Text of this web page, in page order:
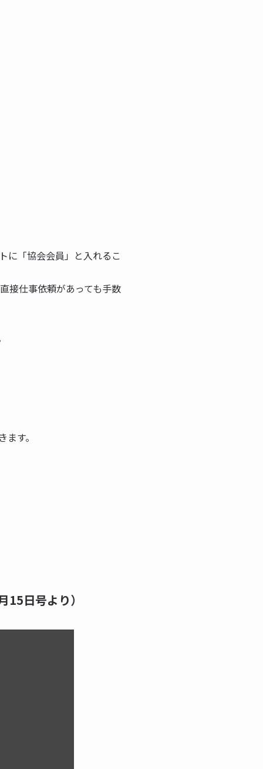
に「協会会員」と入れるこ
接仕事依頼があっても手数
す。
日号より）